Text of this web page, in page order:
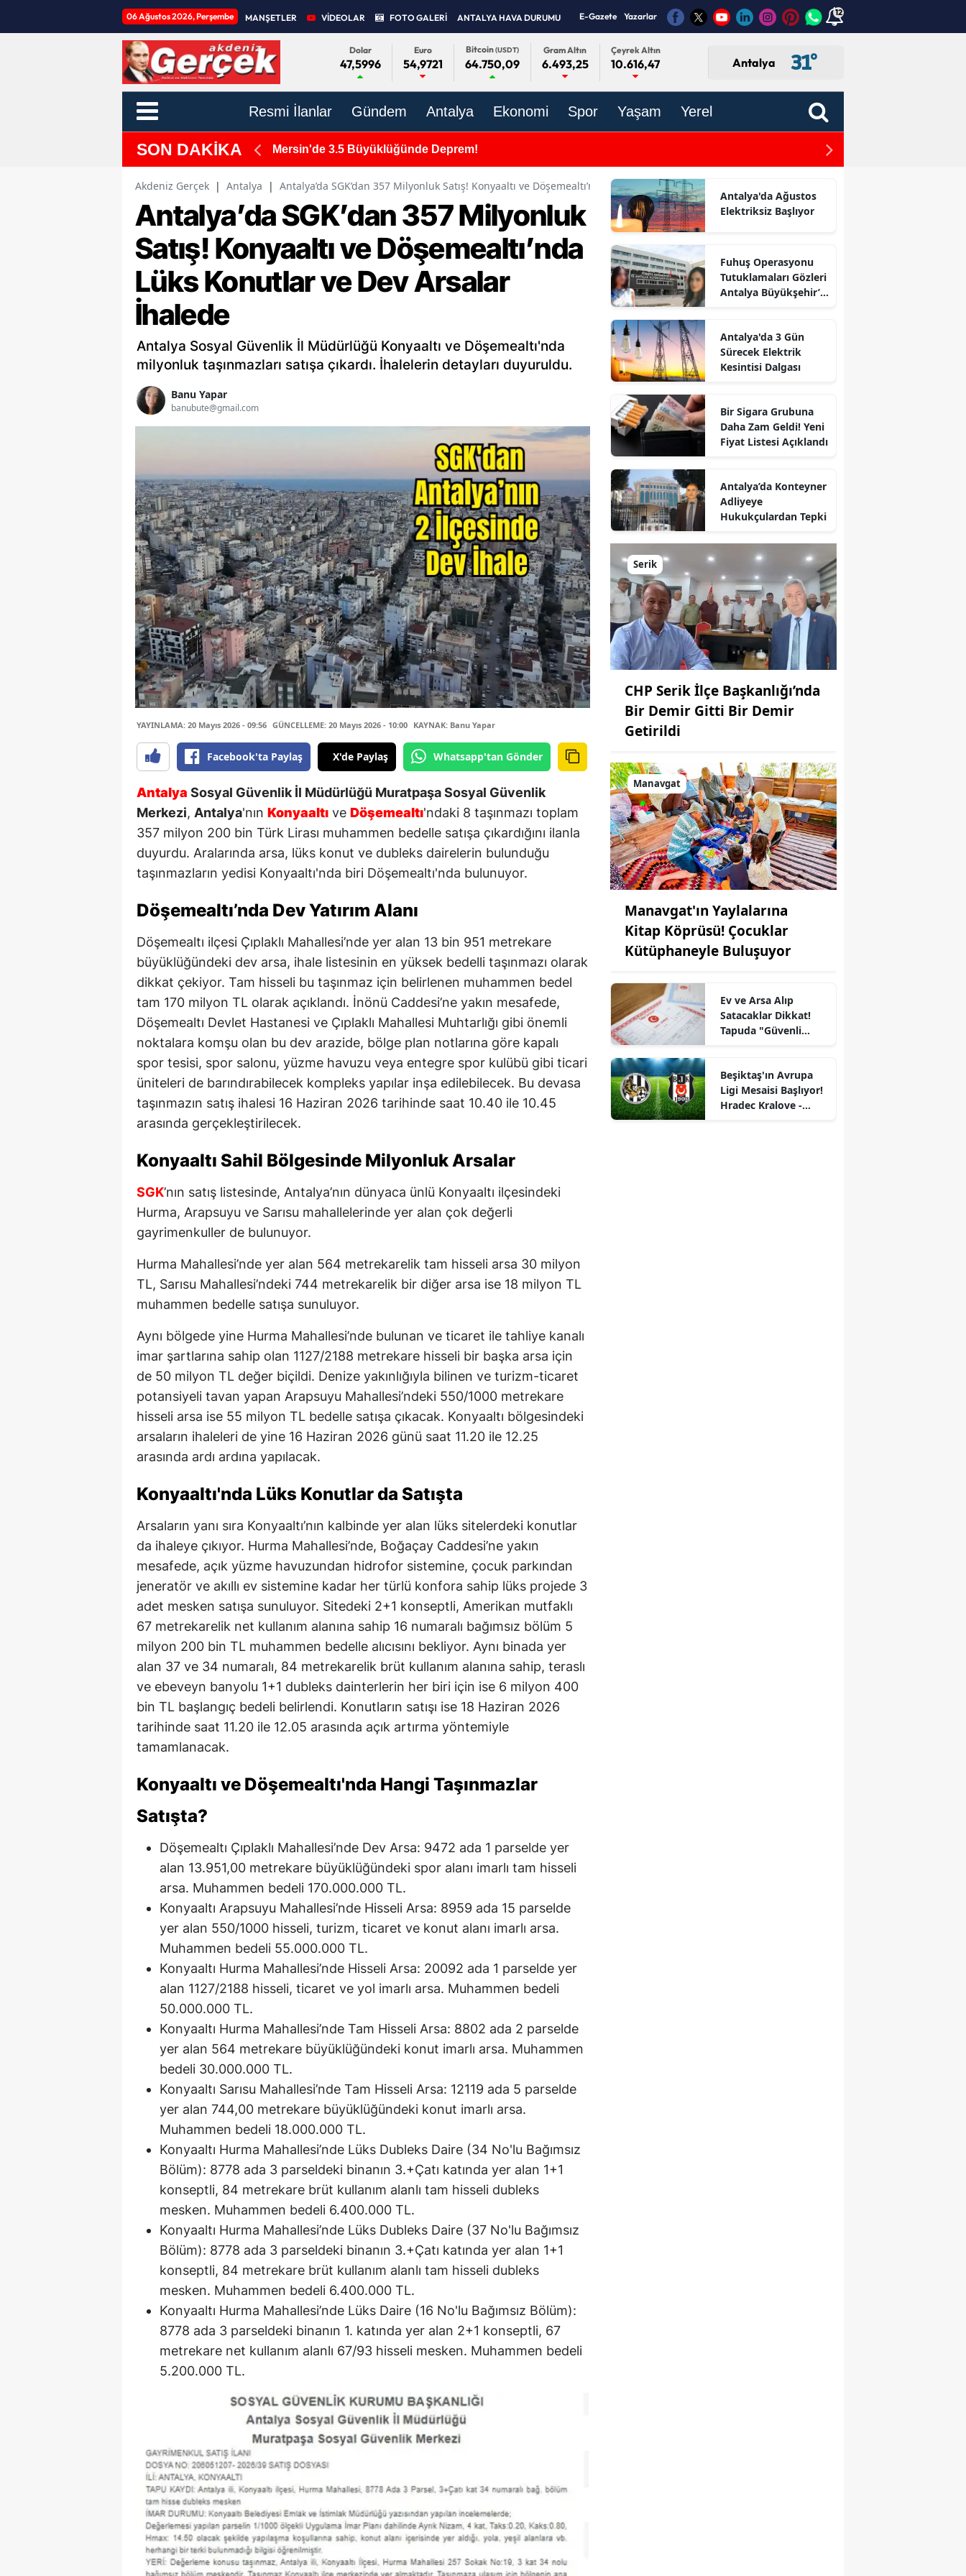
06 Ağustos 2026, Perşembe MANŞETLER VİDEOLAR FOTO GALERİ ANTALYA HAVA DURUMU E-Gazete Yazarlar 12
Dolar
47,5996
Euro
54,9721
Bitcoin(USDT)
64.750,09
Gram Altın
6.493,25
Çeyrek Altın
10.616,47 Antalya 31°
Resmi İlanlar Gündem Antalya Ekonomi Spor Yaşam Yerel
SON DAKİKA
ekonomik kriz derinleşiyor, konkordato Mersin'de 3.5 Büyüklüğünde Deprem! Kumluca'daki Yangın
Akdeniz Gerçek | Antalya | Antalya’da SGK’dan 357 Milyonluk Satış! Konyaaltı ve Döşemealtı’nda Lüks Konutlar ve Dev Arsalar İhalede
Antalya’da SGK’dan 357 Milyonluk
Satış! Konyaaltı ve Döşemealtı’nda
Lüks Konutlar ve Dev Arsalar
İhalede
Antalya Sosyal Güvenlik İl Müdürlüğü Konyaaltı ve Döşemealtı'nda
milyonluk taşınmazları satışa çıkardı. İhalelerin detayları duyuruldu.
Banu Yapar
banubute@gmail.com
YAYINLAMA: 20 Mayıs 2026 - 09:56 GÜNCELLEME: 20 Mayıs 2026 - 10:00 KAYNAK: Banu Yapar
Facebook'ta Paylaş X'de Paylaş Whatsapp'tan Gönder
Antalya Sosyal Güvenlik İl Müdürlüğü Muratpaşa Sosyal Güvenlik
Merkezi, Antalya'nın Konyaaltı ve Döşemealtı'ndaki 8 taşınmazı toplam
357 milyon 200 bin Türk Lirası muhammen bedelle satışa çıkardığını ilanla
duyurdu. Aralarında arsa, lüks konut ve dubleks dairelerin bulunduğu
taşınmazların yedisi Konyaaltı'nda biri Döşemealtı'nda bulunuyor.
Döşemealtı’nda Dev Yatırım Alanı
Döşemealtı ilçesi Çıplaklı Mahallesi’nde yer alan 13 bin 951 metrekare
büyüklüğündeki dev arsa, ihale listesinin en yüksek bedelli taşınmazı olarak
dikkat çekiyor. Tam hisseli bu taşınmaz için belirlenen muhammen bedel
tam 170 milyon TL olarak açıklandı. İnönü Caddesi’ne yakın mesafede,
Döşemealtı Devlet Hastanesi ve Çıplaklı Mahallesi Muhtarlığı gibi önemli
noktalara komşu olan bu dev arazide, bölge plan notlarına göre kapalı
spor tesisi, spor salonu, yüzme havuzu veya entegre spor kulübü gibi ticari
üniteleri de barındırabilecek kompleks yapılar inşa edilebilecek. Bu devasa
taşınmazın satış ihalesi 16 Haziran 2026 tarihinde saat 10.40 ile 10.45
arasında gerçekleştirilecek.
Konyaaltı Sahil Bölgesinde Milyonluk Arsalar
SGK’nın satış listesinde, Antalya’nın dünyaca ünlü Konyaaltı ilçesindeki
Hurma, Arapsuyu ve Sarısu mahallelerinde yer alan çok değerli
gayrimenkuller de bulunuyor.
Hurma Mahallesi’nde yer alan 564 metrekarelik tam hisseli arsa 30 milyon
TL, Sarısu Mahallesi’ndeki 744 metrekarelik bir diğer arsa ise 18 milyon TL
muhammen bedelle satışa sunuluyor.
Aynı bölgede yine Hurma Mahallesi’nde bulunan ve ticaret ile tahliye kanalı
imar şartlarına sahip olan 1127/2188 metrekare hisseli bir başka arsa için
de 50 milyon TL değer biçildi. Denize yakınlığıyla bilinen ve turizm-ticaret
potansiyeli tavan yapan Arapsuyu Mahallesi’ndeki 550/1000 metrekare
hisseli arsa ise 55 milyon TL bedelle satışa çıkacak. Konyaaltı bölgesindeki
arsaların ihaleleri de yine 16 Haziran 2026 günü saat 11.20 ile 12.25
arasında ardı ardına yapılacak.
Konyaaltı'nda Lüks Konutlar da Satışta
Arsaların yanı sıra Konyaaltı’nın kalbinde yer alan lüks sitelerdeki konutlar
da ihaleye çıkıyor. Hurma Mahallesi’nde, Boğaçay Caddesi’ne yakın
mesafede, açık yüzme havuzundan hidrofor sistemine, çocuk parkından
jeneratör ve akıllı ev sistemine kadar her türlü konfora sahip lüks projede 3
adet mesken satışa sunuluyor. Sitedeki 2+1 konseptli, Amerikan mutfaklı
67 metrekarelik net kullanım alanına sahip 16 numaralı bağımsız bölüm 5
milyon 200 bin TL muhammen bedelle alıcısını bekliyor. Aynı binada yer
alan 37 ve 34 numaralı, 84 metrekarelik brüt kullanım alanına sahip, teraslı
ve ebeveyn banyolu 1+1 dubleks dainterlerin her biri için ise 6 milyon 400
bin TL başlangıç bedeli belirlendi. Konutların satışı ise 18 Haziran 2026
tarihinde saat 11.20 ile 12.05 arasında açık artırma yöntemiyle
tamamlanacak.
Konyaaltı ve Döşemealtı'nda Hangi Taşınmazlar
Satışta?
Döşemealtı Çıplaklı Mahallesi’nde Dev Arsa: 9472 ada 1 parselde yer
alan 13.951,00 metrekare büyüklüğündeki spor alanı imarlı tam hisseli
arsa. Muhammen bedeli 170.000.000 TL.
Konyaaltı Arapsuyu Mahallesi’nde Hisseli Arsa: 8959 ada 15 parselde
yer alan 550/1000 hisseli, turizm, ticaret ve konut alanı imarlı arsa.
Muhammen bedeli 55.000.000 TL.
Konyaaltı Hurma Mahallesi’nde Hisseli Arsa: 20092 ada 1 parselde yer
alan 1127/2188 hisseli, ticaret ve yol imarlı arsa. Muhammen bedeli
50.000.000 TL.
Konyaaltı Hurma Mahallesi’nde Tam Hisseli Arsa: 8802 ada 2 parselde
yer alan 564 metrekare büyüklüğündeki konut imarlı arsa. Muhammen
bedeli 30.000.000 TL.
Konyaaltı Sarısu Mahallesi’nde Tam Hisseli Arsa: 12119 ada 5 parselde
yer alan 744,00 metrekare büyüklüğündeki konut imarlı arsa.
Muhammen bedeli 18.000.000 TL.
Konyaaltı Hurma Mahallesi’nde Lüks Dubleks Daire (34 No'lu Bağımsız
Bölüm): 8778 ada 3 parseldeki binanın 3.+Çatı katında yer alan 1+1
konseptli, 84 metrekare brüt kullanım alanlı tam hisseli dubleks
mesken. Muhammen bedeli 6.400.000 TL.
Konyaaltı Hurma Mahallesi’nde Lüks Dubleks Daire (37 No'lu Bağımsız
Bölüm): 8778 ada 3 parseldeki binanın 3.+Çatı katında yer alan 1+1
konseptli, 84 metrekare brüt kullanım alanlı tam hisseli dubleks
mesken. Muhammen bedeli 6.400.000 TL.
Konyaaltı Hurma Mahallesi’nde Lüks Daire (16 No'lu Bağımsız Bölüm):
8778 ada 3 parseldeki binanın 1. katında yer alan 2+1 konseptli, 67
metrekare net kullanım alanlı 67/93 hisseli mesken. Muhammen bedeli
5.200.000 TL.
Antalya'da Ağustos
Elektriksiz Başlıyor
Fuhuş Operasyonu
Tutuklamaları Gözleri
Antalya Büyükşehir’e
Antalya'da 3 Gün
Sürecek Elektrik
Kesintisi Dalgası
Bir Sigara Grubuna
Daha Zam Geldi! Yeni
Fiyat Listesi Açıklandı
Antalya’da Konteyner
Adliyeye
Hukukçulardan Tepki
Serik
CHP Serik İlçe Başkanlığı’nda
Bir Demir Gitti Bir Demir
Getirildi
Manavgat
Manavgat'ın Yaylalarına
Kitap Köprüsü! Çocuklar
Kütüphaneyle Buluşuyor
Ev ve Arsa Alıp
Satacaklar Dikkat!
Tapuda "Güvenli
Beşiktaş'ın Avrupa
Ligi Mesaisi Başlıyor!
Hradec Kralove -